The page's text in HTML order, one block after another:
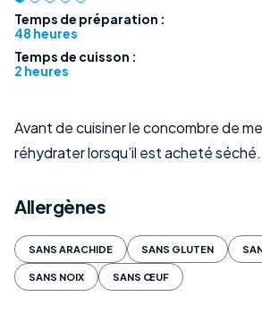
Temps de préparation :
48 heures
Temps de cuisson :
2 heures
Avant de cuisiner le concombre de
réhydrater lorsqu’il est acheté séché.
Allergènes
SANS ARACHIDE SANS GLUTEN
SANS NOIX SANS ŒUF